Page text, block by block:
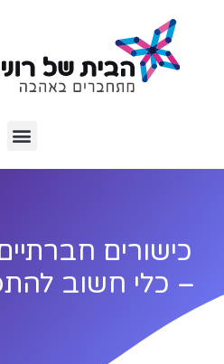
כישורים
– כלי חשוב